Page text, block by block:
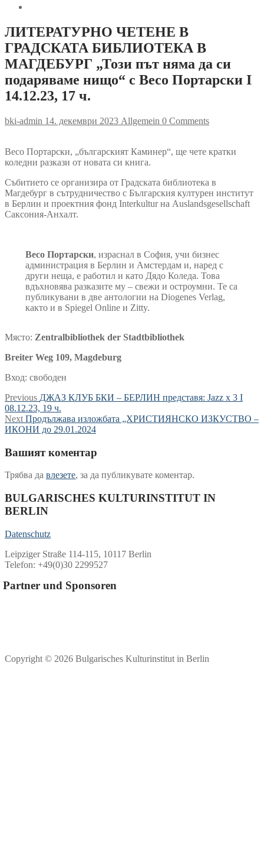
ЛИТЕРАТУРНО ЧЕТЕНЕ В
ГРАДСКАТА БИБЛИОТЕКА В
МАГДЕБУРГ „Този път няма да си
подаряваме нищо“ с Весо Портарски I
14.12.23, 17 ч.
bki-admin 14. декември 2023 Allgemein 0 Comments
Весо Портарски, „българският Каминер“, ще чете кратки
коледни разкази от новата си книга.
Събитието се организира от Градската библиотека в
Магдебург в сътрудничество с Българския културен институт
в Берлин и проектния фонд Interkultur на Auslandsgesellschaft
Саксония-Анхалт.
Весо Портарски, израснал в София, учи бизнес
администрация в Берлин и Амстердам и, наред с
други неща, е работил и като Дядо Коледа. Това
вдъхновява разказите му – свежи и остроумни. Те са
публикувани в две антологии на Diogenes Verlag,
както и в Spiegel Online и Zitty.
Място: Zentralbibliothek der Stadtbibliothek
Breiter Weg 109, Magdeburg
Вход: свободен
Навигация
Previous Previous
post:
ДЖАЗ КЛУБ БКИ – БЕРЛИН представя: Jazz x 3 I
08.12.23, 19 ч.
Next Next
post:
Продължава изложбата „ХРИСТИЯНСКО ИЗКУСТВО –
ИКОНИ до 29.01.2024
Вашият коментар
Трябва да влезете, за да публикувате коментар.
BULGARISCHES KULTURINSTITUT IN
BERLIN
Datenschutz
Leipziger Straße 114-115, 10117 Berlin
Telefon: +49(0)30 2299527
Partner und Sponsoren
Copyright © 2026 Bulgarisches Kulturinstitut in Berlin